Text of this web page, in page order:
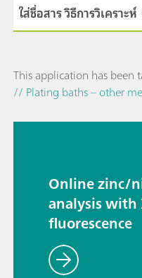
This application has been
// Plating baths – other
Online zinc/
analysis with
fluorescence